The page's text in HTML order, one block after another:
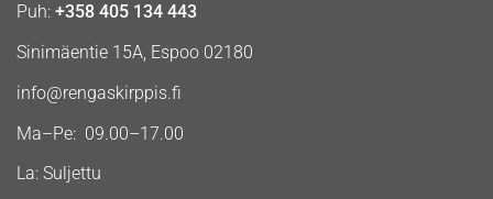
Puh: +358 405 134 443
Sinimäentie 15A, Espoo 02180
info@rengaskirppis.fi
Ma–Pe: 09.00–17.00
La: Suljettu